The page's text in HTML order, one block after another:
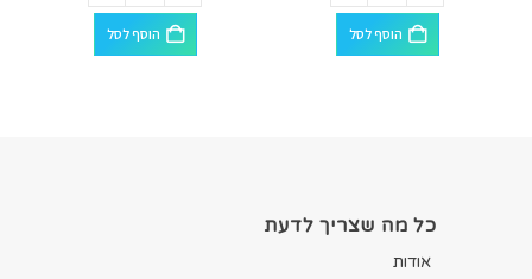
הוסף לסל הוסף לסל
כל מה שצריך לדעת
אודות